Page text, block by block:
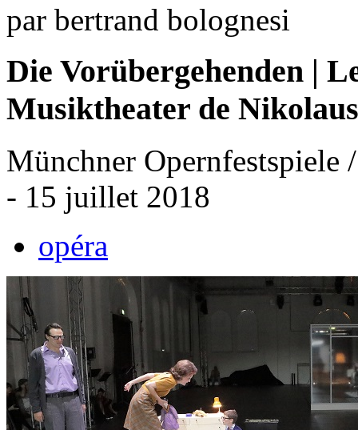
par bertrand bolognesi
Die Vorübergehenden |
Musiktheater de
Münchner
- 15 juillet 2018
opéra